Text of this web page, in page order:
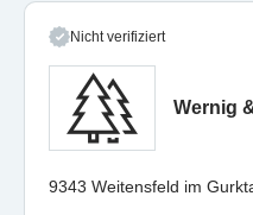
Nicht verifiziert
Wernig
9343 Weitensfeld im